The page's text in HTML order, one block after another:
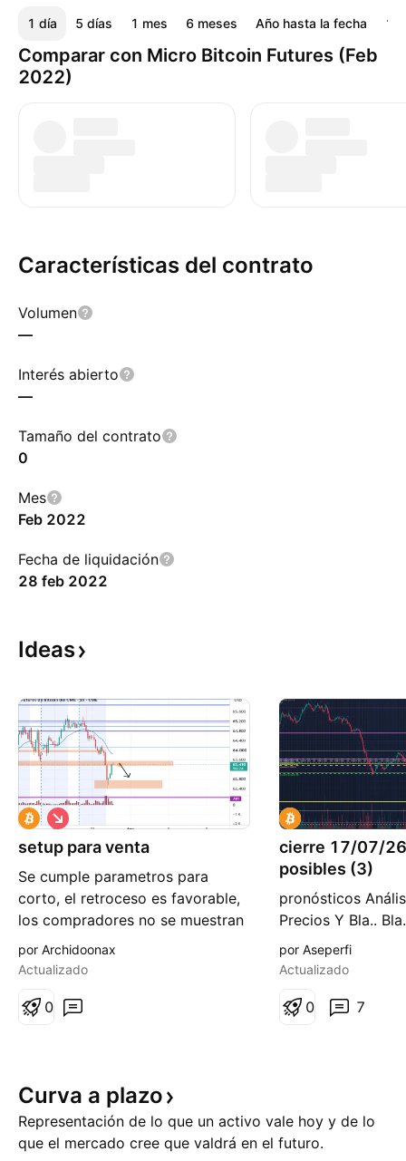
1 día 5 días 1 mes 6 meses Año hasta la fecha 1
Comparar con Micro Bitcoin Futures (Feb
2022)
Características del contrato
Volumen
—
Interés abierto
—
Tamaño del contrato
0
Mes
Feb 2022
Fecha de liquidación
28 feb 2022
Ideas
setup para venta
Se cumple parametros para
corto, el retroceso es favorable,
los compradores no se muestran
(poco volumen), sin embargo esa
vela con gran volumen es para
apalancado, a buscar un objetivo
C
o
r
o
por Archidoonax
Actualizado
0
cierre 17/07/
posibles (3)
pronósticos
Precios Y Bla..
comentarios de
por Aseperfi
Actualizado
7
0
Curva a plazo
Representación de lo que un activo vale hoy y de lo
que el mercado cree que valdrá en el futuro.